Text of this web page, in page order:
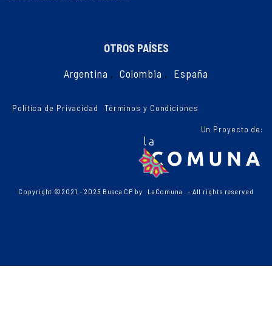
OTROS PAÍSES
Argentina , Colombia , España
Política de Privacidad Términos y Condiciones
Un Proyecto de:
Copyright ©2021 - 2025 Busca CP by LaComuna - All rights reserved